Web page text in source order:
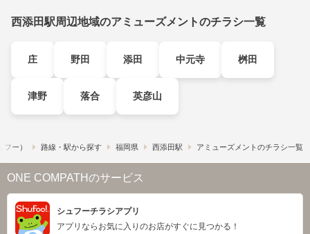
西添田駅周辺地域のアミューズメントのチラシ一覧
庄 野田 添田 中元寺 桝田
津野 落合 英彦山
ー） 路線・駅から探す 福岡県 西添田駅 アミューズメントのチラシ一覧
ONE COMPATHのサービス
シュフーチラシアプリ
アプリならお気に入りのお店がすぐに見つかる！